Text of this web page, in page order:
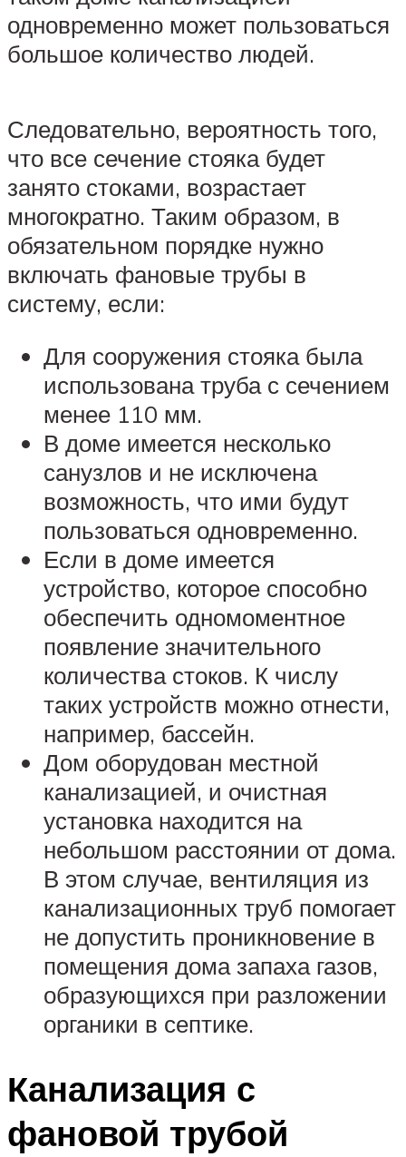
одновременно может пользоваться
большое количество людей.
Следовательно, вероятность того,
что все сечение стояка будет
занято стоками, возрастает
многократно. Таким образом, в
обязательном порядке нужно
включать фановые трубы в
систему, если:
Для сооружения стояка была
использована труба с сечением
менее 110 мм.
В доме имеется несколько
санузлов и не исключена
возможность, что ими будут
пользоваться одновременно.
Если в доме имеется
устройство, которое способно
обеспечить одномоментное
появление значительного
количества стоков. К числу
таких устройств можно отнести,
например, бассейн.
Дом оборудован местной
канализацией, и очистная
установка находится на
небольшом расстоянии от дома.
В этом случае, вентиляция из
канализационных труб помогает
не допустить проникновение в
помещения дома запаха газов,
образующихся при разложении
органики в септике.
Канализация с
фановой трубой